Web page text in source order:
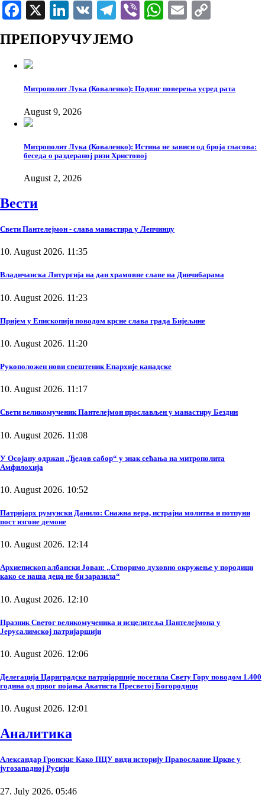
Facebook
X LinkedIn
VK Telegram
ViberWhatsApp
Email
ПРЕПОРУЧУЈЕМО
Митрополит Лука (Коваленко): Подвиг поверења усред рата
August 9, 2026
Митрополит Лука (Коваленко): Истина не зависи од броја гласова:
беседа о раздераној ризи Христовој
August 2, 2026
Вести
Свети Пантелејмон - слава манастира у Лепчинцу
10. August 2026. 11:35
Владичанска Литургија на дан храмовне славе на Дивчибарама
10. August 2026. 11:23
Пријем у Епископији поводом крсне слава града Бијељине
10. August 2026. 11:20
Рукоположен нови свештеник Епархије канадске
10. August 2026. 11:17
Свети великомученик Пантелејмон прослављен у манастиру Бездин
10. August 2026. 11:08
У Осојану одржан „Ђедов сабор“ у знак сећања на митрополита
Амфилохија
10. August 2026. 10:52
Патријарх румунски Данило: Снажна вера, истрајна молитва и потпуни
пост изгоне демоне
10. August 2026. 12:14
Архиепископ албански Јован: „Створимо духовно окружење у породици
како се наша деца не би заразила“
10. August 2026. 12:10
Празник Светог великомученика и исцелитеља Пантелејмона у
Јерусалимској патријаршији
10. August 2026. 12:06
Делегација Цариградске патријаршије посетила Свету Гору поводом 1.400
година од првог појања Акатиста Пресветој Богородици
10. August 2026. 12:01
Аналитика
Александар Гронски: Како ПЦУ види историју Православне Цркве у
југозападној Русији
27. July 2026. 05:46